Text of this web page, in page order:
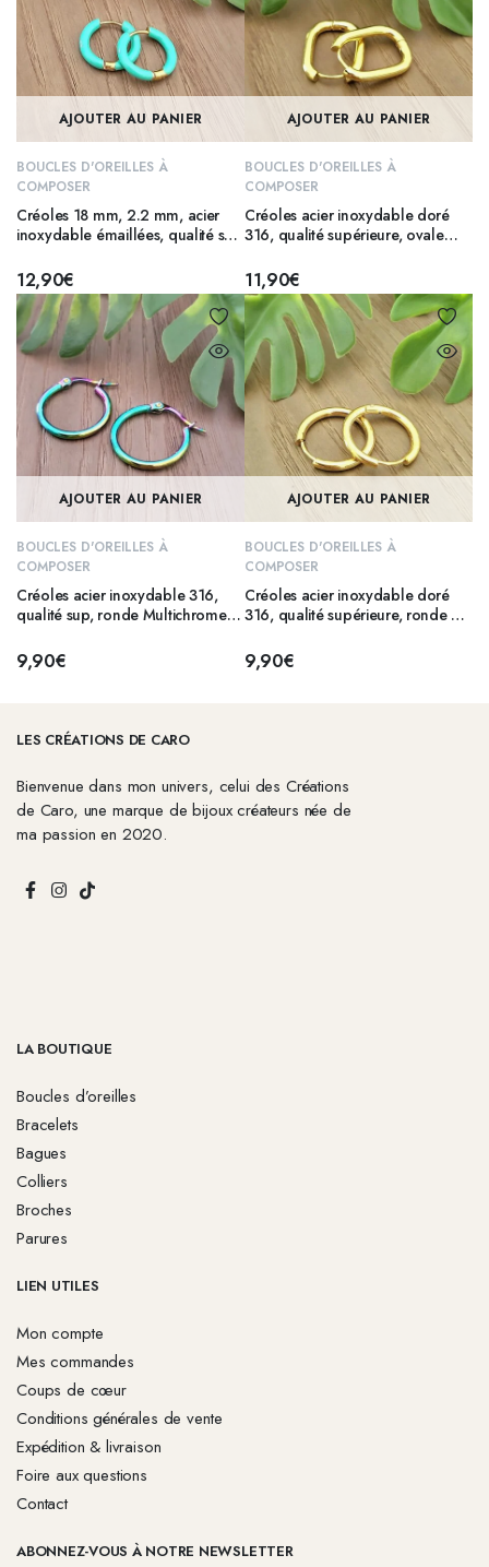
AJOUTER AU PANIER
BOUCLES D'OREILLES À
COMPOSER
Créoles 18 mm, 2.2 mm, acier
inoxydable émaillées, qualité sup
12,90€
AJOUTER AU PANIER
BOUCLES D'OREILLES À
COMPOSER
Créoles acier inoxydable doré
316, qualité supérieure, ovale
11,90€
AJOUTER AU PANIER
BOUCLES D'OREILLES À
COMPOSER
Créoles acier inoxydable 316,
qualité sup, ronde Multichrome
9,90€
AJOUTER AU PANIER
BOUCLES D'OREILLES À
COMPOSER
Créoles acier inoxydable doré
316, qualité supérieure, ronde 20
9,90€
LES CRÉATIONS DE CARO
Bienvenue dans mon univers, celui des Créations
de Caro, une marque de bijoux créateurs née de
ma passion en 2020.
LA BOUTIQUE
Boucles d’oreilles
Bracelets
Bagues
Colliers
Broches
Parures
LIEN UTILES
Mon compte
Mes commandes
Coups de cœur
Conditions générales de vente
Expédition & livraison
Foire aux questions
Contact
ABONNEZ-VOUS À NOTRE NEWSLETTER